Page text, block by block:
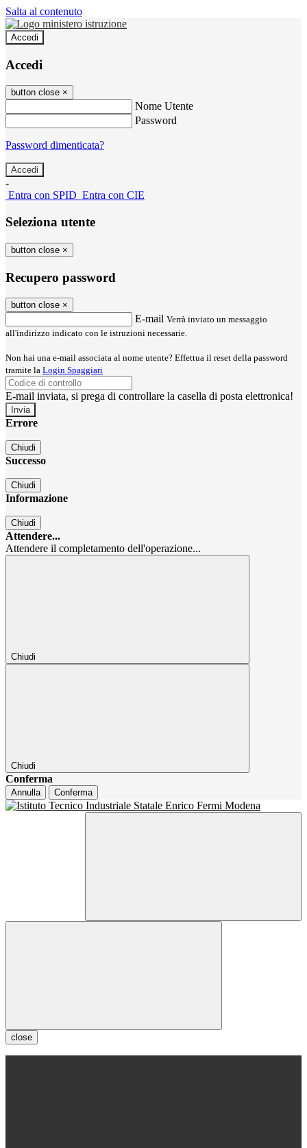
Salta al contenuto
Accedi
Accedi
button close ×
Nome Utente
Password
Password dimenticata?
-
Entra con SPID Entra con CIE
Seleziona utente
button close ×
Recupero password
button close ×
E-mail Verrà inviato un messaggio
all'indirizzo indicato con le istruzioni necessarie.
Non hai una e-mail associata al nome utente? Effettua il reset della password
tramite la Login Spaggiari
E-mail inviata, si prega di controllare la casella di posta elettronica!
Errore
Chiudi
Successo
Chiudi
Informazione
Chiudi
Attendere...
Attendere il completamento dell'operazione...
Chiudi
Chiudi
Conferma
Annulla Conferma
close